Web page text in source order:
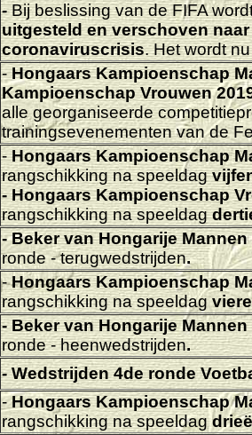
-Bij beslissing van de FIFA
uitgesteld en verschoven
coronaviruscrisis. Het wordt
-Hongaars Kampioenschap
Kampioenschap Vrouwen
alle georganiseerde
trainingsevenementen van de
-Hongaars Kampioenschap
rangschikking na speeldag
-Hongaars Kampioenschap
rangschikking na speeldag
- Beker van HongarijeMannen
ronde - terugwedstrijden.
-Hongaars Kampioenschap
rangschikking na speeldag
- Beker van HongarijeMannen
ronde - heenwedstrijden.
- Wedstrijden 4de ronde
-Hongaars Kampioenschap
rangschikking na speeldag